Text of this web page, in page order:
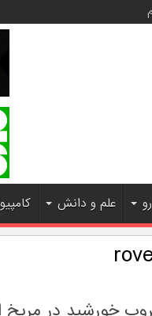
علم و دانش